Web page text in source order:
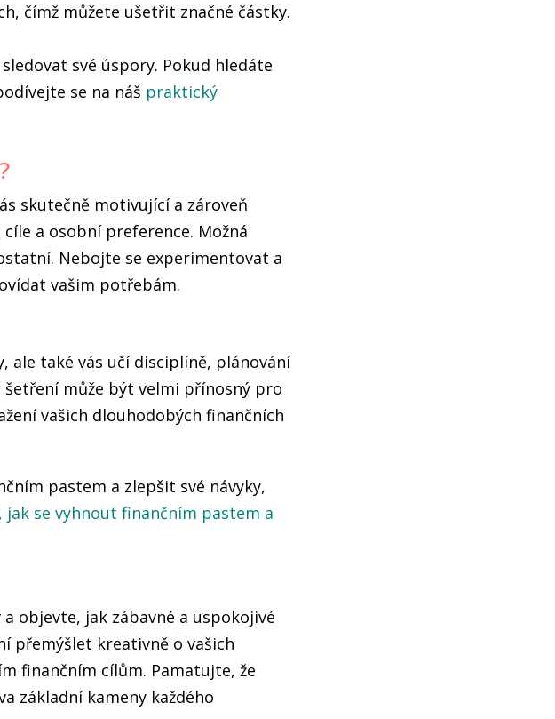
čímž můžete ušetřit značné částky.
své úspory. Pokud hledáte
se na náš praktický
skutečně motivující a zároveň
a osobní preference. Možná
Nebojte se experimentovat a
vašim potřebám.
ale také vás učí disciplíně, plánování
může být velmi přínosný pro
vašich dlouhodobých finančních
pastem a zlepšit své návyky,
se vyhnout finančním pastem a
objevte, jak zábavné a uspokojivé
přemýšlet kreativně o vašich
finančním cílům. Pamatujte, že
základní kameny každého